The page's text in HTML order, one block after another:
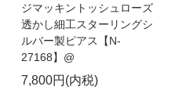
ジマッキントッシュローズ
透かし細工スターリングシ
ルバー製ピアス【N-
27168】@
7,800円(内税)